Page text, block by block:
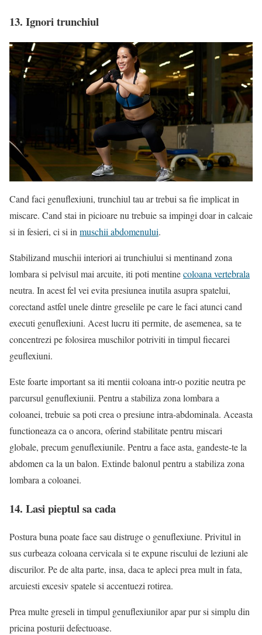
13. Ignori trunchiul
Cand faci genuflexiuni, trunchiul tau ar trebui sa fie implicat in
miscare. Cand stai in picioare nu trebuie sa impingi doar in calcaie
si in fesieri, ci si in muschii abdomenului.
Stabilizand muschii interiori ai trunchiului si mentinand zona
lombara si pelvisul mai arcuite, iti poti mentinecoloana vertebrala
neutra. In acest fel vei evita presiunea inutila asupra spatelui,
corectand astfel unele dintre greselile pe care le faci atunci cand
executi genuflexiuni. Acest lucru iti permite, de asemenea, sa te
concentrezi pe folosirea muschilor potriviti in timpul fiecarei
geuflexiuni.
Este foarte important sa iti mentii coloana intr-o pozitie neutra pe
parcursul genuflexiunii. Pentru a stabiliza zona lombara a
coloanei, trebuie sa poti crea o presiune intra-abdominala. Aceasta
functioneaza ca o ancora, oferind stabilitate pentru miscari
globale, precum genuflexiunile. Pentru a face asta, gandeste-te la
abdomen ca la un balon. Extinde balonul pentru a stabiliza zona
lombara a coloanei.
14. Lasi pieptul sa cada
Postura buna poate face sau distruge o genuflexiune. Privitul in
sus curbeaza coloana cervicala si te expune riscului de leziuni ale
discurilor. Pe de alta parte, insa, daca te apleci prea mult in fata,
arcuiesti excesiv spatele si accentuezi rotirea.
Prea multe greseli in timpul genuflexiunilor apar pur si simplu din
pricina posturii defectuoase.